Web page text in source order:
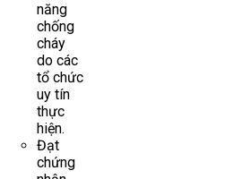
năng
chống
cháy
do các
tổ chức
uy tín
thực
hiện.
Đạt
chứng